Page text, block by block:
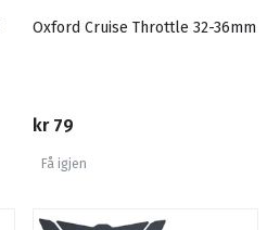
Oxford Cruise Throttle 32-36mm
kr 79
Få igjen